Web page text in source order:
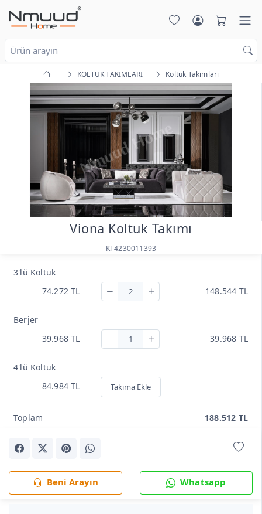
KOLTUK TAKIMLARI Koltuk Takımları
Viona Koltuk Takımı
KT4230011393
3'lü Koltuk
74.272 TL
148.544 TL
Berjer
39.968 TL
39.968 TL
4'lü Koltuk
84.984 TL
Takıma Ekle
Toplam 188.512 TL
Beni Arayın Whatsapp